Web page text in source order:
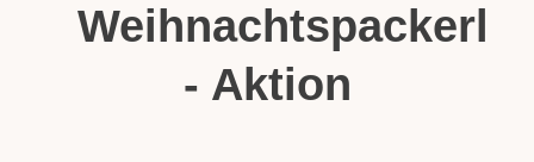
Weihnachtspackerl
- Aktion